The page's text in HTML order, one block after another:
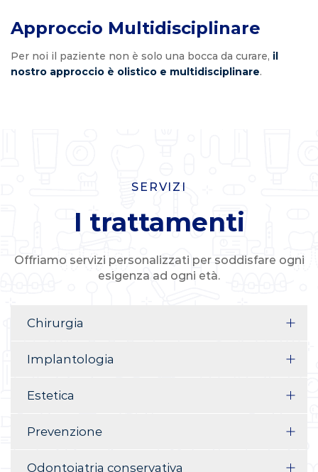
Approccio Multidisciplinare
Per noi il paziente non è solo una bocca da curare, il
nostro approccio è olistico e multidisciplinare.
SERVIZI
I trattamenti
Offriamo servizi personalizzati per soddisfare ogni
esigenza ad ogni età.
Chirurgia
Implantologia
Estetica
Prevenzione
Odontoiatria conservativa